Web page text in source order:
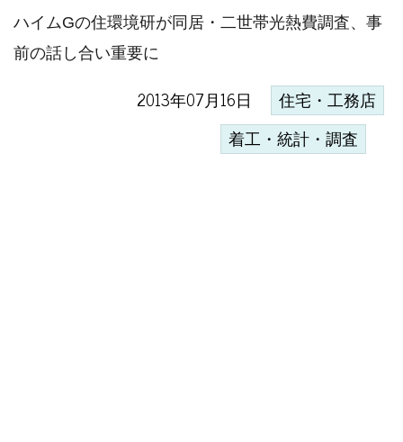
ハイムGの住環境研が同居・二世帯光熱費調査、事
前の話し合い重要に
2013年07月16日 住宅・工務店
着工・統計・調査